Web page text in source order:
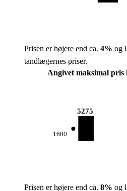
Prisen er højere end ca. 4% og
tandlægernes priser.
Angivet maksimal pris
1600
5275
Prisen er højere end ca. 8% og